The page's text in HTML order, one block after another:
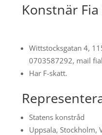
Konstnär
Wittstocksgatan 4,
0703587292, mail
Har F-skatt.
Statens konstråd
Uppsala, Stockholm,